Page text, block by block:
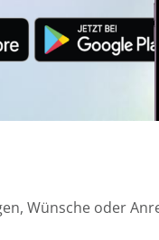
Wünsche oder